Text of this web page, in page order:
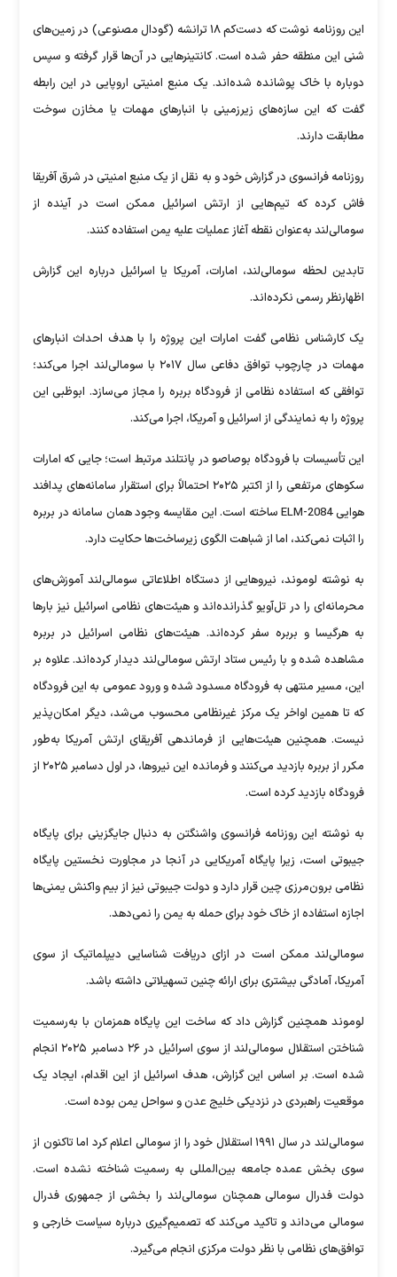
این روزنامه نوشت که دست‌کم ۱۸ ترانشه (گودال مصنوعی) در زمین‌های
شنی این منطقه حفر شده است. کانتینرهایی در آن‌ها قرار گرفته و سپس
دوباره با خاک پوشانده شده‌اند. یک منبع امنیتی اروپایی در این رابطه
گفت که این سازه‌های زیرزمینی با انبارهای مهمات یا مخازن سوخت
مطابقت دارند.
روزنامه فرانسوی در گزارش خود و به نقل از یک منبع امنیتی در شرق آفریقا
فاش کرده که تیم‌هایی از ارتش اسرائیل ممکن است در آینده از
سومالی‌لند به‌عنوان نقطه آغاز عملیات علیه یمن استفاده کنند.
تابدین لحظه سومالی‌لند، امارات، آمریکا یا اسرائیل درباره این گزارش
اظهارنظر رسمی نکرده‌اند.
یک کارشناس نظامی گفت امارات این پروژه را با هدف احداث انبارهای
مهمات در چارچوب توافق دفاعی سال ۲۰۱۷ با سومالی‌لند اجرا می‌کند؛
توافقی که استفاده نظامی از فرودگاه بربره را مجاز می‌سازد. ابوظبی این
پروژه را به نمایندگی از اسرائیل و آمریکا، اجرا می‌کند.
این تأسیسات با فرودگاه بوصاصو در پانتلند مرتبط است؛ جایی که امارات
سکوهای مرتفعی را از اکتبر ۲۰۲۵ احتمالاً برای استقرار سامانه‌های پدافند
هوایی ELM-2084 ساخته است. این مقایسه وجود همان سامانه در بربره
را اثبات نمی‌کند، اما از شباهت الگوی زیرساخت‌ها حکایت دارد.
به نوشته لوموند، نیروهایی از دستگاه اطلاعاتی سومالی‌لند آموزش‌های
محرمانه‌ای را در تل‌آویو گذرانده‌اند و هیئت‌های نظامی اسرائیل نیز بارها
به هرگیسا و بربره سفر کرده‌اند. هیئت‌های نظامی اسرائیل در بربره
مشاهده شده و با رئیس ستاد ارتش سومالی‌لند دیدار کرده‌اند. علاوه بر
این، مسیر منتهی به فرودگاه مسدود شده و ورود عمومی به این فرودگاه
که تا همین اواخر یک مرکز غیرنظامی محسوب می‌شد، دیگر امکان‌پذیر
نیست. همچنین هیئت‌هایی از فرماندهی آفریقای ارتش آمریکا به‌طور
مکرر از بربره بازدید می‌کنند و فرمانده این نیروها، در اول دسامبر ۲۰۲۵ از
فرودگاه بازدید کرده است.
به نوشته این روزنامه فرانسوی واشنگتن به دنبال جایگزینی برای پایگاه
جیبوتی است، زیرا پایگاه آمریکایی در آنجا در مجاورت نخستین پایگاه
نظامی برون‌مرزی چین قرار دارد و دولت جیبوتی نیز از بیم واکنش یمنی‌ها
اجازه استفاده از خاک خود برای حمله به یمن را نمی‌دهد.
سومالی‌لند ممکن است در ازای دریافت شناسایی دیپلماتیک از سوی
آمریکا، آمادگی بیشتری برای ارائه چنین تسهیلاتی داشته باشد.
لوموند همچنین گزارش داد که ساخت این پایگاه همزمان با به‌رسمیت
شناختن استقلال سومالی‌لند از سوی اسرائیل در ۲۶ دسامبر ۲۰۲۵ انجام
شده است. بر اساس این گزارش، هدف اسرائیل از این اقدام، ایجاد یک
موقعیت راهبردی در نزدیکی خلیج عدن و سواحل یمن بوده است.
سومالی‌لند در سال ۱۹۹۱ استقلال خود را از سومالی اعلام کرد اما تاکنون از
سوی بخش عمده جامعه بین‌المللی به رسمیت شناخته نشده است.
دولت فدرال سومالی همچنان سومالی‌لند را بخشی از جمهوری فدرال
سومالی می‌داند و تاکید می‌کند که تصمیم‌گیری درباره سیاست خارجی و
توافق‌های نظامی با نظر دولت مرکزی انجام می‌گیرد.